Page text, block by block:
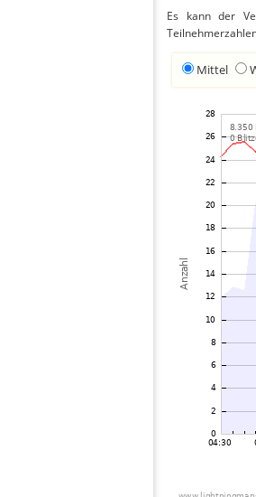
Es kann der
Mittel